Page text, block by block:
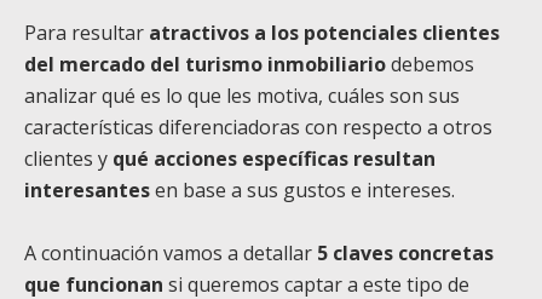
Para resultar atractivos a los potenciales clientes
del mercado del turismo inmobiliariodebemos
analizar qué es lo que les motiva, cuáles son sus
características diferenciadoras con respecto a otros
clientes y qué acciones específicas resultan
interesantesen base a sus gustos e intereses.
A continuación vamos a detallar 5 claves concretas
que funcionan si queremos captar a este tipo de